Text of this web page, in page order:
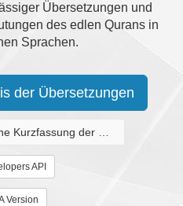
Übersetzungen und
des edlen Qurans in
Sprachen.
der Übersetzungen
Bedeutungen des edlen Qurans
API
Version